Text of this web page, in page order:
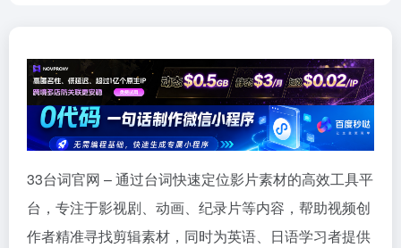
33台词官网 – 通过台词快速定位影片素材的高效工具平
台，专注于影视剧、动画、纪录片等内容，帮助视频创
作者精准寻找剪辑素材，同时为英语、日语学习者提供